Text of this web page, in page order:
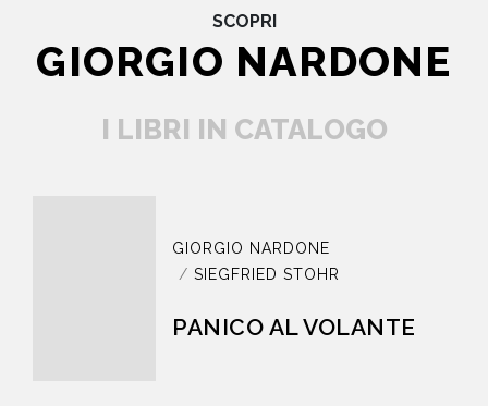
SCOPRI
GIORGIO NARDONE
I LIBRI IN CATALOGO
GIORGIO NARDONE
SIEGFRIED STOHR
PANICO AL VOLANTE